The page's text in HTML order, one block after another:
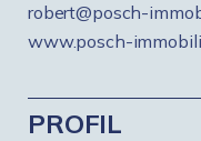
robert@posch-
www.posch-
PROFIL